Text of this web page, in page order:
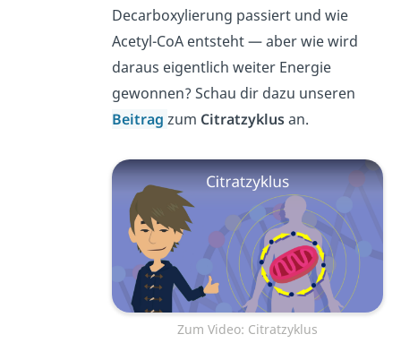
Decarboxylierung passiert und wie
Acetyl-CoA entsteht — aber wie wird
daraus eigentlich weiter Energie
gewonnen? Schau dir dazu unseren
Beitrag zum Citratzyklusan.
Zum Video: Citratzyklus